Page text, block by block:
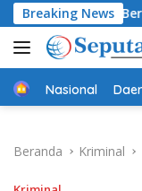
Langsung
ke
konten
Breaking News
TNI Bersihkan
Beranda
Nasional
Beranda Kriminal